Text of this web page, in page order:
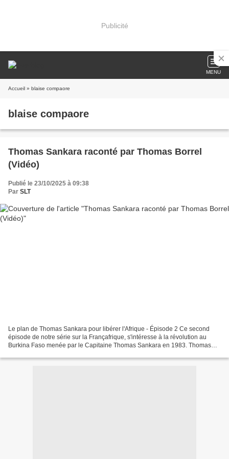
Publicité
MENU
Accueil » blaise compaore
blaise compaore
Thomas Sankara raconté par Thomas Borrel
(Vidéo)
Publié le 23/10/2025 à 09:38
Par SLT
Le plan de Thomas Sankara pour libérer l'Afrique - Épisode 2 Ce second
épisode de notre série sur la Françafrique, s'intéresse à la révolution au
Burkina Faso menée par le Capitaine Thomas Sankara en 1983. Thomas